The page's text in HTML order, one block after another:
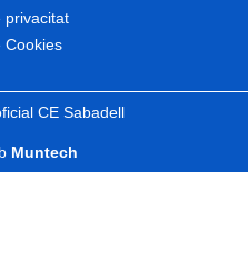
privacitat
Cookies
CE Sabadell
Muntech